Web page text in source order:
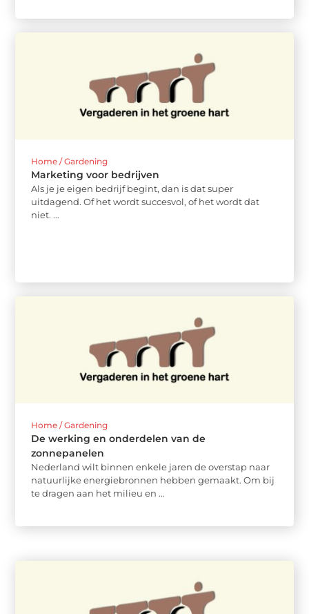
Home / Gardening
Marketing voor bedrijven
Als je je eigen bedrijf begint, dan is dat super
uitdagend. Of het wordt succesvol, of het wordt dat
niet. ...
Home / Gardening
De werking en onderdelen van de
zonnepanelen
Nederland wilt binnen enkele jaren de overstap naar
natuurlijke energiebronnen hebben gemaakt. Om bij
te dragen aan het milieu en ...